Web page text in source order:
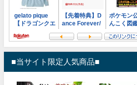
■当サイト限定人気商品■